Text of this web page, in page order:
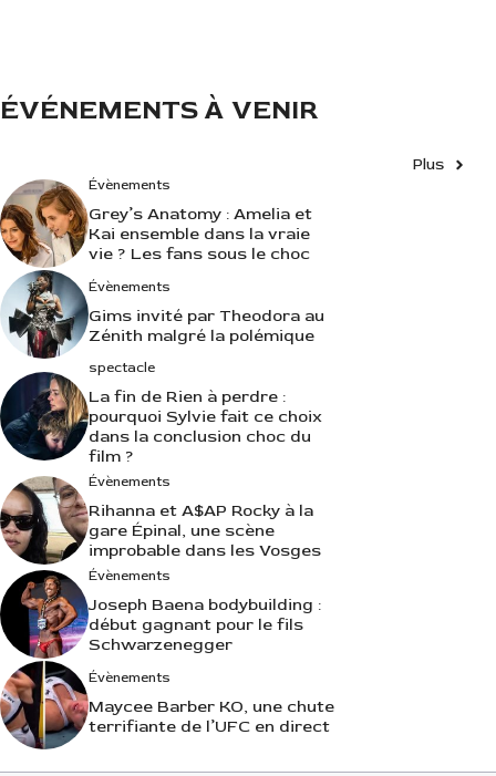
ÉVÉNEMENTS À VENIR
Plus
Évènements
Grey’s Anatomy : Amelia et
Kai ensemble dans la vraie
vie ? Les fans sous le choc
Évènements
Gims invité par Theodora au
Zénith malgré la polémique
spectacle
La fin de Rien à perdre :
pourquoi Sylvie fait ce choix
dans la conclusion choc du
film ?
Évènements
Rihanna et A$AP Rocky à la
gare Épinal, une scène
improbable dans les Vosges
Évènements
Joseph Baena bodybuilding :
début gagnant pour le fils
Schwarzenegger
Évènements
Maycee Barber KO, une chute
terrifiante de l’UFC en direct